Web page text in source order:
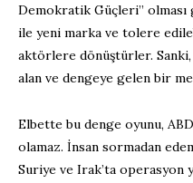
Demokratik Güçleri”
ile yeni marka ve tolere
aktörlere dönüştürler.
alan ve dengeye gelen bir
Elbette bu denge oyunu, ABD
olamaz. İnsan sormadan
Suriye ve Irak’ta operasyon